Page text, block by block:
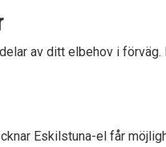
av ditt elbehov i förväg.
Eskilstuna-el får